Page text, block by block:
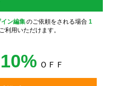
ン編集のご依頼をされる場合 1
利用いただけます。
10% ＯＦＦ